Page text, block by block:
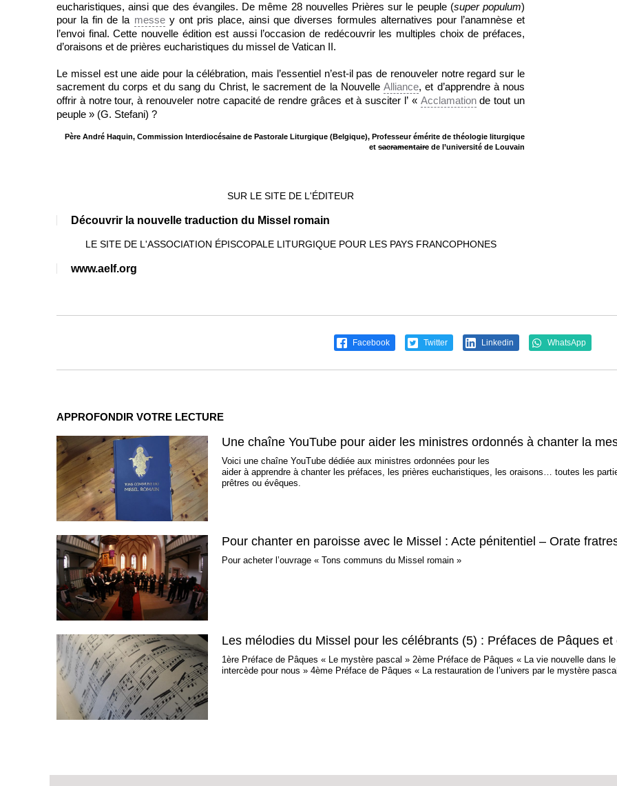
eucharistiques, ainsi que des évangiles. De même 28 nouvelles Prières sur le peuple (super populum)
pour la fin de la messey ont pris place, ainsi que diverses formules alternatives pour l’anamnèse et
l’envoi final. Cette nouvelle édition est aussi l’occasion de redécouvrir les multiples choix de préfaces,
d’oraisons et de prières eucharistiques du missel de Vatican II.
Le missel est une aide pour la célébration, mais l’essentiel n’est-il pas de renouveler notre regard sur le
sacrement du corps et du sang du Christ, le sacrement de la NouvelleAlliance, et d’apprendre à nous
offrir à notre tour, à renouveler notre capacité de rendre grâces et à susciter l’ « Acclamationde tout un
peuple » (G. Stefani) ?
Père André Haquin, Commission Interdiocésaine de Pastorale Liturgique (Belgique), Professeur émérite de théologie liturgique
et sacramentaire de l’université de Louvain
SUR LE SITE DE L'ÉDITEUR
Découvrir la nouvelle traduction du Missel romain
LE SITE DE L'ASSOCIATION ÉPISCOPALE LITURGIQUE POUR LES PAYS FRANCOPHONES
www.aelf.org
Facebook Twitter Linkedin WhatsApp
APPROFONDIR VOTRE LECTURE
Une chaîne YouTube pour aider les ministres ordonnés à chanter la
Voici une chaîne YouTube dédiée aux ministres ordonnées pour les
aider à apprendre à chanter les préfaces, les prières eucharistiques, les oraisons… toutes les
prêtres ou évêques.
Pour chanter en paroisse avec le Missel : Acte pénitentiel – Orate
Pour acheter l’ouvrage « Tons communs du Missel romain »
Les mélodies du Missel pour les célébrants (5) : Préfaces de Pâques et
1ère Préface de Pâques « Le mystère pascal » 2ème Préface de Pâques « La vie nouvelle dans
intercède pour nous » 4ème Préface de Pâques « La restauration de l’univers par le mystère